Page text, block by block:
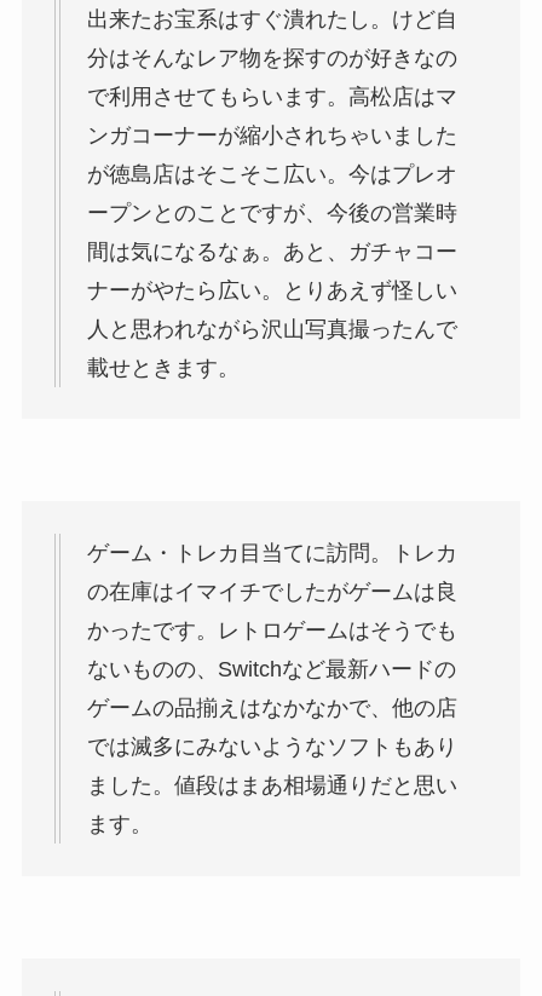
出来たお宝系はすぐ潰れたし。けど自
分はそんなレア物を探すのが好きなの
で利用させてもらいます。高松店はマ
ンガコーナーが縮小されちゃいました
が徳島店はそこそこ広い。今はプレオ
ープンとのことですが、今後の営業時
間は気になるなぁ。あと、ガチャコー
ナーがやたら広い。とりあえず怪しい
人と思われながら沢山写真撮ったんで
載せときます。
ゲーム・トレカ目当てに訪問。トレカ
の在庫はイマイチでしたがゲームは良
かったです。レトロゲームはそうでも
ないものの、Switchなど最新ハードの
ゲームの品揃えはなかなかで、他の店
では滅多にみないようなソフトもあり
ました。値段はまあ相場通りだと思い
ます。